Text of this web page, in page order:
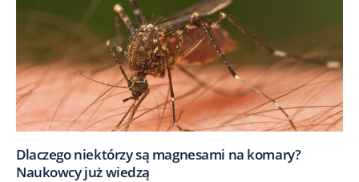
Dlaczego niektórzy są magnesami na komary?
Naukowcy już wiedzą